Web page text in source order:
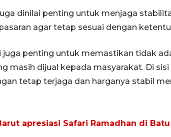
dinilai penting untuk menjaga
agar tetap sesuai dengan
juga penting untuk memastikan tidak
masih dijual kepada masyarakat. Di
tetap terjaga dan harganya stabil
apresiasi Safari Ramadhan di Batu